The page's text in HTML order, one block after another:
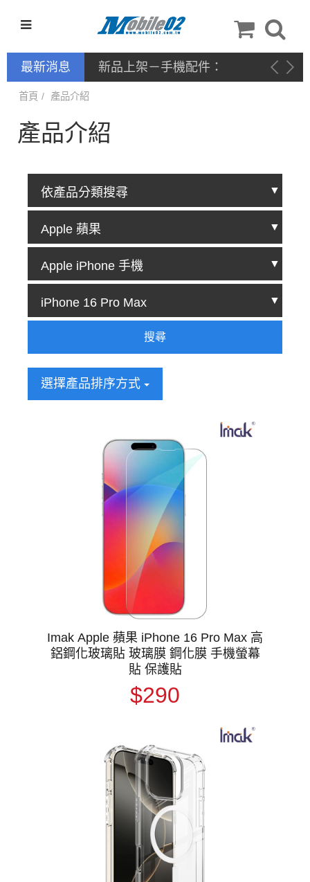
最新消息
新品上架－手機配件：
NILLKIN
首頁 產品介紹
產品介紹
搜尋
選擇產品排序方式
Imak Apple 蘋果 iPhone 16 Pro Max 高
鋁鋼化玻璃貼 玻璃膜 鋼化膜 手機螢幕
貼 保護貼
$290